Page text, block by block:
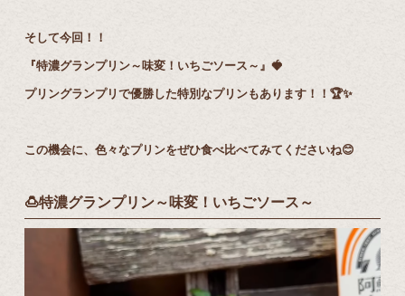
そして今回！！
『特濃グランプリン～味変！いちごソース～』🍓
プリングランプリで優勝した特別なプリンもあります！！🏆✨
この機会に、色々なプリンをぜひ食べ比べてみてくださいね😊
🍮特濃グランプリン～味変！いちごソース～